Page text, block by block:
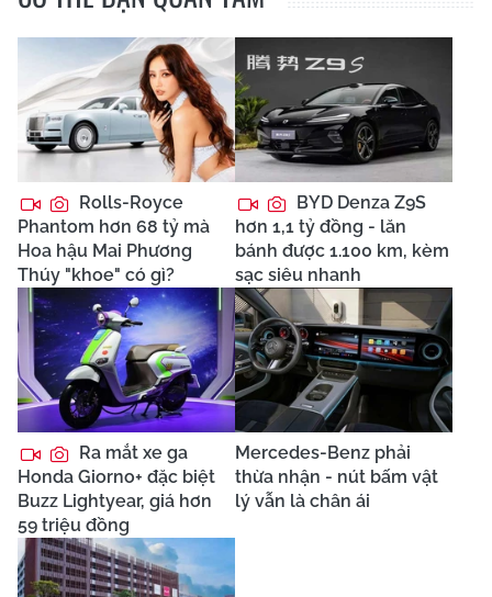
Rolls-Royce
Phantom hơn 68 tỷ mà
Hoa hậu Mai Phương
Thúy "khoe" có gì?
BYD Denza Z9S
hơn 1,1 tỷ đồng - lăn
bánh được 1.100 km, kèm
sạc siêu nhanh
Ra mắt xe ga
Honda Giorno+ đặc biệt
Buzz Lightyear, giá hơn
59 triệu đồng
Mercedes-Benz phải
thừa nhận - nút bấm vật
lý vẫn là chân ái